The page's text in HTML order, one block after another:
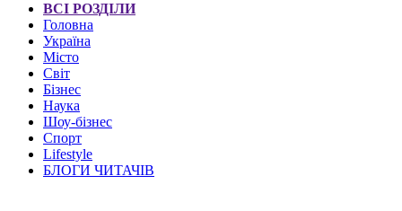
ВСІ РОЗДІЛИ
Головна
Україна
Місто
Світ
Бізнес
Наука
Шоу-бізнес
Спорт
Lifestyle
БЛОГИ ЧИТАЧІВ